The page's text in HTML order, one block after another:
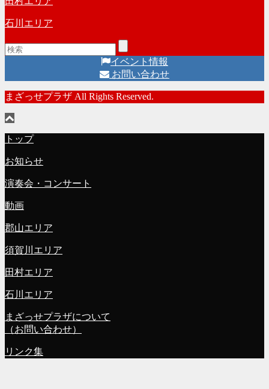
石川エリア
イベント情報
お問い合わせ
まざっせプラザ All Rights Reserved.
トップ
お知らせ
演奏会・コンサート
動画
郡山エリア
須賀川エリア
田村エリア
石川エリア
まざっせプラザについて
（お問い合わせ）
リンク集